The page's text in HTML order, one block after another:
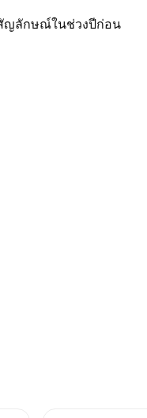
ญลักษณ์ในช่วงปีก่อน